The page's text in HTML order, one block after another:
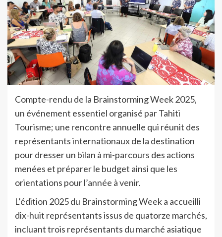
Compte-rendu de la Brainstorming Week 2025,
un événement essentiel organisé par Tahiti
Tourisme; une rencontre annuelle qui réunit des
représentants internationaux de la destination
pour dresser un bilan à mi-parcours des actions
menées et préparer le budget ainsi que les
orientations pour l’année à venir.
L’édition 2025 du Brainstorming Week a accueilli
dix-huit représentants issus de quatorze marchés,
incluant trois représentants du marché asiatique